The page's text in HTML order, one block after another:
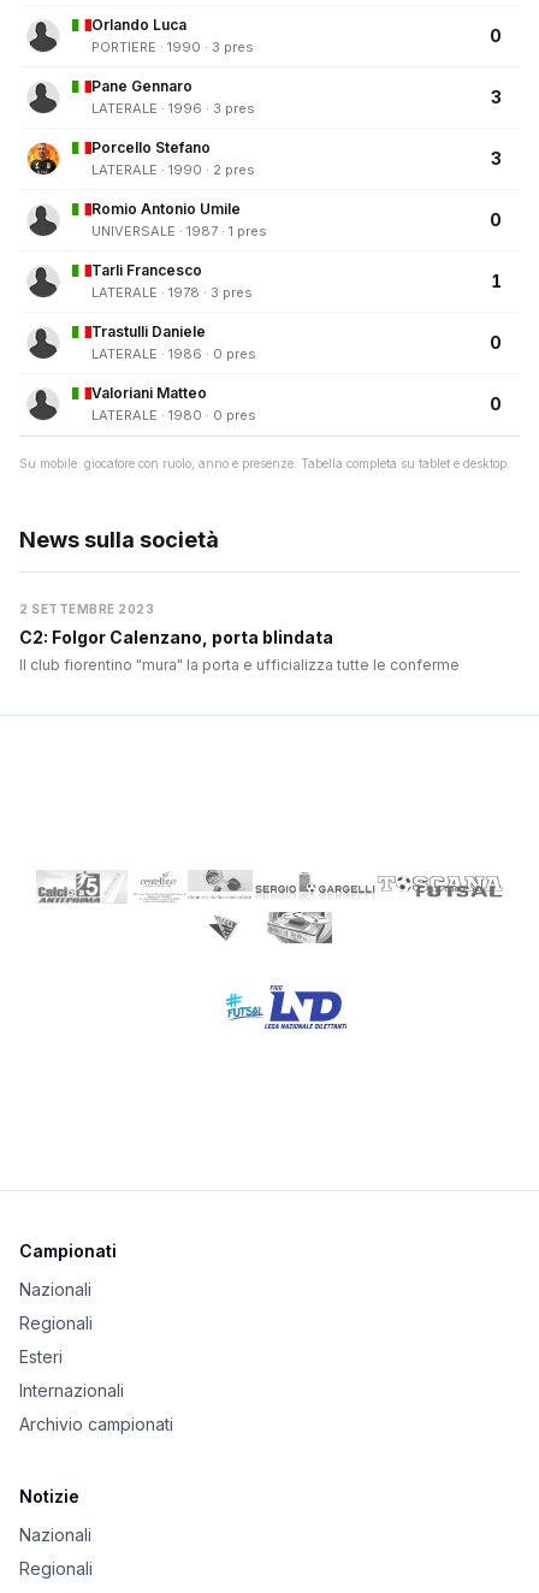
Orlando Luca
PORTIERE · 1990 · 3 pres
0
Pane Gennaro
LATERALE · 1996 · 3 pres
3
Porcello Stefano
LATERALE · 1990 · 2 pres
3
Romio Antonio Umile
UNIVERSALE · 1987 · 1 pres
0
Tarli Francesco
LATERALE · 1978 · 3 pres
1
Trastulli Daniele
LATERALE · 1986 · 0 pres
0
Valoriani Matteo
LATERALE · 1980 · 0 pres
0
Su mobile: giocatore con ruolo, anno e presenze. Tabella completa su tablet e desktop.
News sulla società
2 SETTEMBRE 2023
C2: Folgor Calenzano, porta blindata
Il club fiorentino "mura" la porta e ufficializza tutte le conferme
Campionati
Nazionali
Regionali
Esteri
Internazionali
Archivio campionati
Notizie
Nazionali
Regionali